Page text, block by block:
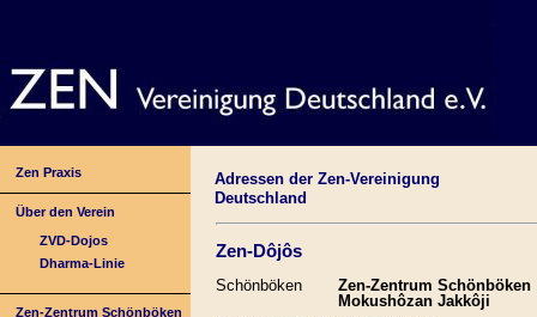
Zen Praxis
Über den Verein
ZVD-Dojos
Dharma-Linie
Zen-Zentrum Schönböken
Adressen der Zen-Vereinigung
Deutschland
Zen-Dôjôs
Schönböken
Zen-Zentrum Schönböken
Mokushôzan Jakkôji